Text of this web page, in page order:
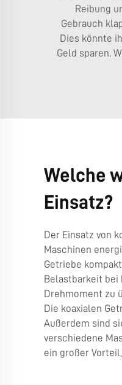
Reibung
Gebrauch
Dies könnte
Geld sparen.
Welche
Einsatz?
Der Einsatz von
Maschinen
Getriebe
Belastbarkeit bei
Drehmoment zu
Die koaxialen
Außerdem sind
verschiedene
ein großer